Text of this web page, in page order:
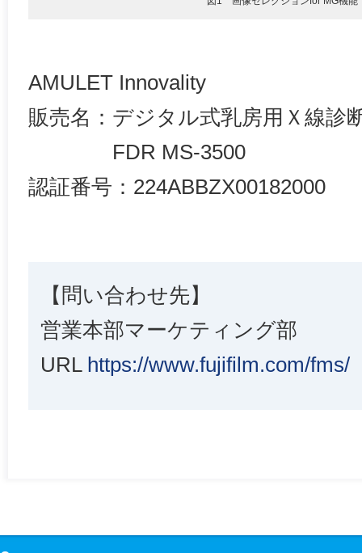
AMULET Innovality
販売名：デジタル式乳房用Ｘ線診
FDR MS-3500
認証番号：224ABBZX00182000
【問い合わせ先】
営業本部マーケティング部
URL https://www.fujifilm.com/fms/